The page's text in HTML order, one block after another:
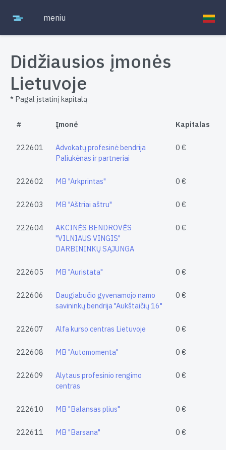
meniu
Didžiausios įmonės
Lietuvoje
* Pagal įstatinį kapitalą
# Įmonė Kapitalas
222601
Advokatų profesinė bendrija
Paliukėnas ir partneriai
0 €
222602 MB "Arkprintas" 0 €
222603 MB "Aštriai aštru" 0 €
222604
AKCINĖS BENDROVĖS
"VILNIAUS VINGIS"
DARBININKŲ SĄJUNGA
0 €
222605 MB "Auristata" 0 €
222606
Daugiabučio gyvenamojo namo
savininkų bendrija "Aukštaičių 16"
0 €
222607 Alfa kurso centras Lietuvoje 0 €
222608 MB "Automomenta" 0 €
222609
Alytaus profesinio rengimo
centras
0 €
222610 MB "Balansas plius" 0 €
222611 MB "Barsana" 0 €